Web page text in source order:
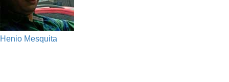
Henio Mesquita